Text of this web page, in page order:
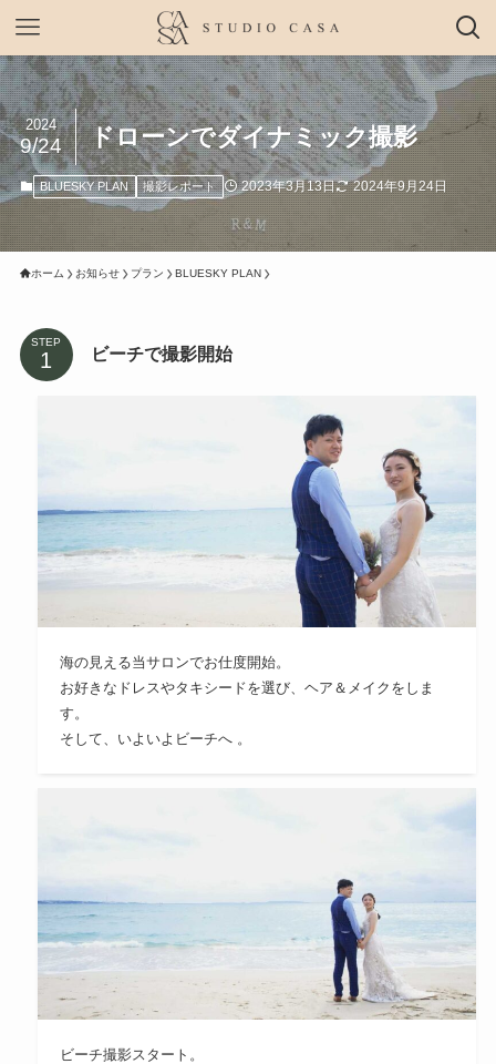
ドローンでダイナミック撮影
2024
9/24
BLUESKY PLAN 撮影レポート 2023年3月13日 2024年9月24日
ホーム お知らせ プラン BLUESKY PLAN
STEP
ビーチで撮影開始
海の見える当サロンでお仕度開始。
お好きなドレスやタキシードを選び、ヘア＆メイクをしま
す。
そして、いよいよビーチへ 。
ビーチ撮影スタート。